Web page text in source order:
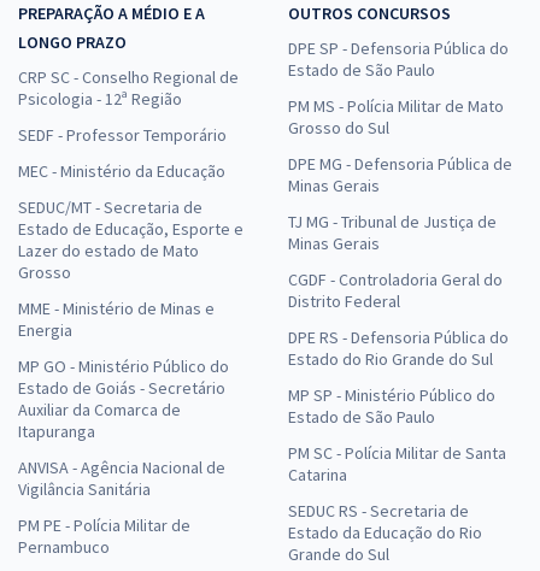
PREPARAÇÃO A MÉDIO E A
LONGO PRAZO
CRP SC - Conselho Regional de
Psicologia - 12ª Região
SEDF - Professor Temporário
MEC - Ministério da Educação
SEDUC/MT - Secretaria de
Estado de Educação, Esporte e
Lazer do estado de Mato
Grosso
MME - Ministério de Minas e
Energia
MP GO - Ministério Público do
Estado de Goiás - Secretário
Auxiliar da Comarca de
Itapuranga
ANVISA - Agência Nacional de
Vigilância Sanitária
PM PE - Polícia Militar de
Pernambuco
OUTROS CONCURSOS
DPE SP - Defensoria Pública do
Estado de São Paulo
PM MS - Polícia Militar de Mato
Grosso do Sul
DPE MG - Defensoria Pública de
Minas Gerais
TJ MG - Tribunal de Justiça de
Minas Gerais
CGDF - Controladoria Geral do
Distrito Federal
DPE RS - Defensoria Pública do
Estado do Rio Grande do Sul
MP SP - Ministério Público do
Estado de São Paulo
PM SC - Polícia Militar de Santa
Catarina
SEDUC RS - Secretaria de
Estado da Educação do Rio
Grande do Sul